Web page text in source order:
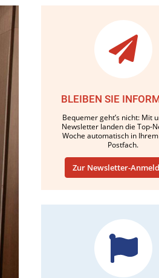
BLEIBEN SIE
Bequemer geht’s nicht: Mit
Newsletter landen die Top-
Woche automatisch in
Postfach.
Zur Newsletter-